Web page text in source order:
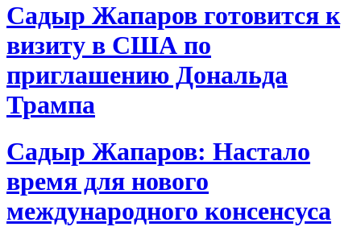
Садыр Жапаров готовится к
визиту в США по
приглашению Дональда
Трампа
Садыр Жапаров: Настало
время для нового
международного консенсуса